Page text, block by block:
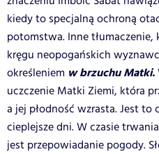
kiedy to specjalną ochroną
potomstwa. Inne
kręgu neopogańskich
określeniem w brzuchu Matki.
uczczenie Matki Ziemi, która
a jej płodność wzrasta. Jest to
cieplejsze dni. W czasie
jest przepowiadanie pogody.